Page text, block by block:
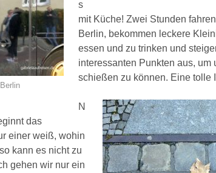
s
mit Küche! Zwei Stunden
Berlin, bekommen leckere
essen und zu trinken und
interessanten Punkten aus, um
schießen zu können. Eine tolle
N
das
einer weiß, wohin
kann es nicht zu
gehen wir nur ein